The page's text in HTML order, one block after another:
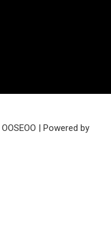
OOSEOO | Powered by